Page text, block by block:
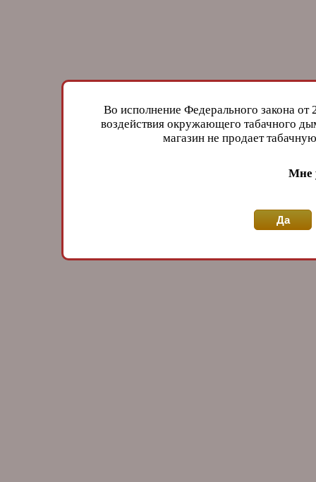
Во исполнение Федерального закона
воздействия окружающего табачного
магазин не продает
Мне
Да